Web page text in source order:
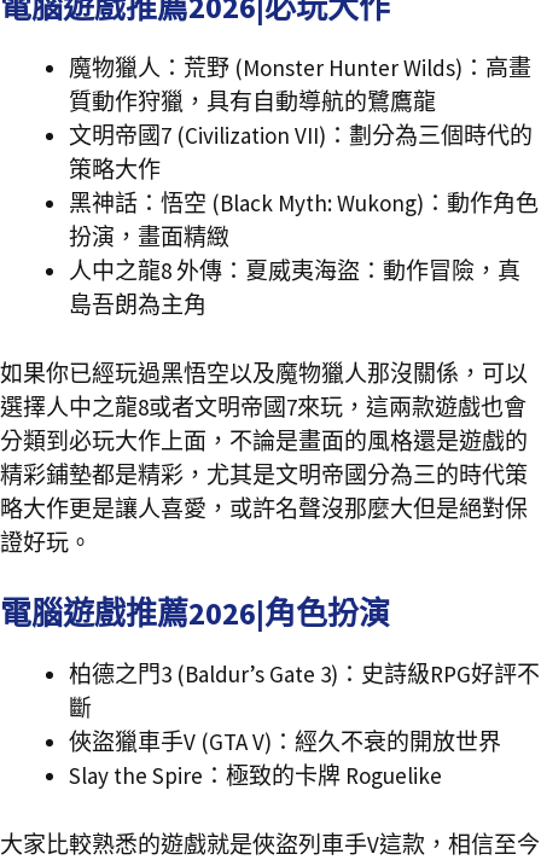
魔物獵人：荒野 (Monster Hunter Wilds)：高畫
質動作狩獵，具有自動導航的鷺鷹龍
文明帝國7 (Civilization VII)：劃分為三個時代的
策略大作
黑神話：悟空 (Black Myth: Wukong)：動作角色
扮演，畫面精緻
人中之龍8 外傳：夏威夷海盜：動作冒險，真
島吾朗為主角
如果你已經玩過黑悟空以及魔物獵人那沒關係，可以
選擇人中之龍8或者文明帝國7來玩，這兩款遊戲也會
分類到必玩大作上面，不論是畫面的風格還是遊戲的
精彩鋪墊都是精彩，尤其是文明帝國分為三的時代策
略大作更是讓人喜愛，或許名聲沒那麼大但是絕對保
證好玩。
電腦遊戲推薦2026|角色扮演
柏德之門3 (Baldur’s Gate 3)：史詩級RPG好評不
斷
俠盜獵車手V (GTA V)：經久不衰的開放世界
Slay the Spire：極致的卡牌 Roguelike
大家比較熟悉的遊戲就是俠盜列車手V這款，相信至今